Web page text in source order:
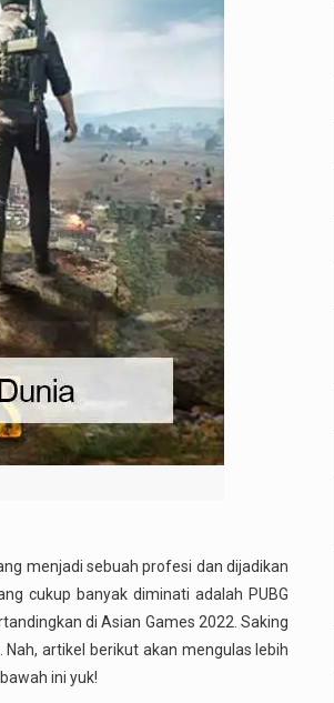
menjadi sebuah profesi dan dijadikan
cukup banyak diminati adalah PUBG
di Asian Games 2022. Saking
artikel berikut akan mengulas lebih
ini yuk!